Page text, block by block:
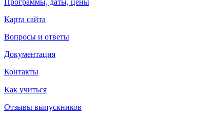
Программы, даты, цены
Карта сайта
Вопросы и ответы
Документация
Контакты
Как учиться
Отзывы выпускников